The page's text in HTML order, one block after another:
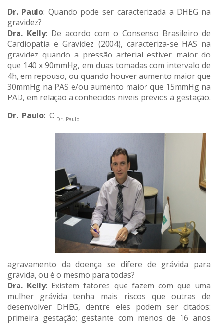
Dr. Paulo: Quando pode ser caracterizada a DHEG na
gravidez?
Dra. Kelly: De acordo com o Consenso Brasileiro de
Cardiopatia e Gravidez (2004), caracteriza-se HAS na
gravidez quando a pressão arterial estiver maior do
que 140 x 90mmHg, em duas tomadas com intervalo de
4h, em repouso, ou quando houver aumento maior que
30mmHg na PAS e/ou aumento maior que 15mmHg na
PAD, em relação a conhecidos níveis prévios à gestação.
Dr. Paulo
Dr. Paulo: O
agravamento da doença se difere de grávida para
grávida, ou é o mesmo para todas?
Dra. Kelly: Existem fatores que fazem com que uma
mulher grávida tenha mais riscos que outras de
desenvolver DHEG, dentre eles podem ser citados:
primeira gestação; gestante com menos de 16 anos